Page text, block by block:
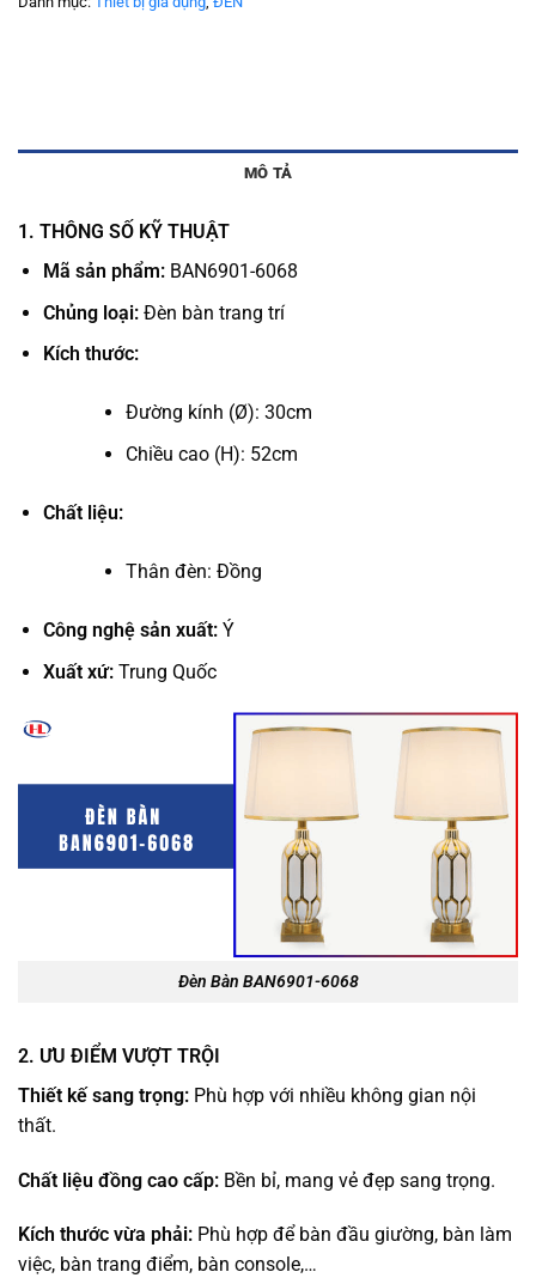
MÔ TẢ
1. THÔNG SỐ KỸ THUẬT
Mã sản phẩm:BAN6901-6068
Chủng loại:Đèn bàn trang trí
Kích thước:
Đường kính (Ø): 30cm
Chiều cao (H): 52cm
Chất liệu:
Thân đèn: Đồng
Công nghệ sản xuất:Ý
Xuất xứ:Trung Quốc
Đèn Bàn BAN6901-6068
2. ƯU ĐIỂM VƯỢT TRỘI
Thiết kế sang trọng: Phù hợp với nhiều không gian nội
thất.
Chất liệu đồng cao cấp: Bền bỉ, mang vẻ đẹp sang trọng.
Kích thước vừa phải: Phù hợp để bàn đầu giường, bàn làm
việc, bàn trang điểm, bàn console,…